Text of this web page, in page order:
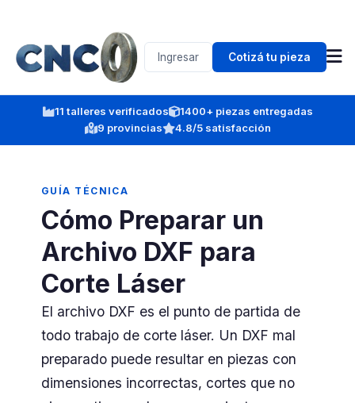
Ingresar Cotizá tu pieza
11 talleres verificados
1400+ piezas entregadas
9 provincias
4.8/5 satisfacción
GUÍA TÉCNICA
Cómo Preparar un
Archivo DXF para
Corte Láser
El archivo DXF es el punto de partida de
todo trabajo de corte láser. Un DXF mal
preparado puede resultar en piezas con
dimensiones incorrectas, cortes que no